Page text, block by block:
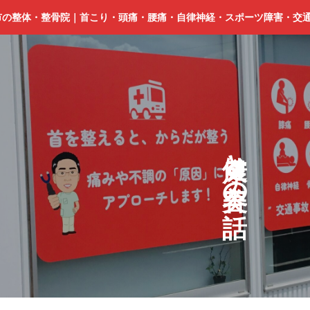
整体・整骨院｜首こり・頭痛・腰痛・自律神経・スポーツ障害・交
と
の